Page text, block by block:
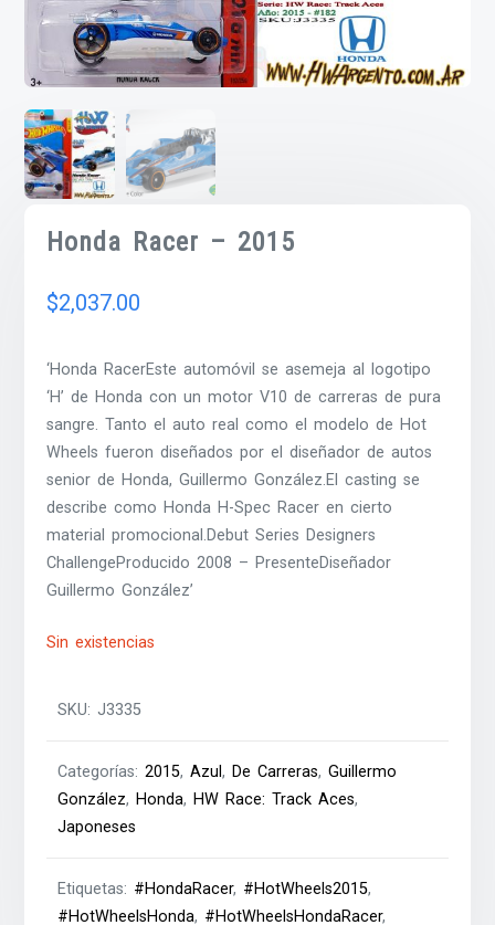
Honda Racer – 2015
$2,037.00
‘Honda RacerEste automóvil se asemeja al logotipo
‘H’ de Honda con un motor V10 de carreras de pura
sangre. Tanto el auto real como el modelo de Hot
Wheels fueron diseñados por el diseñador de autos
senior de Honda, Guillermo González.El casting se
describe como Honda H-Spec Racer en cierto
material promocional.Debut Series Designers
ChallengeProducido 2008 – PresenteDiseñador
Guillermo González’
Sin existencias
SKU:J3335
Categorías:2015,Azul, De Carreras,Guillermo
González, Honda, HW Race: Track Aces,
Japoneses
Etiquetas: #HondaRacer, #HotWheels2015,
#HotWheelsHonda, #HotWheelsHondaRacer,